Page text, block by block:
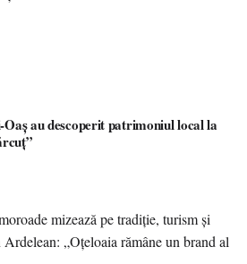
au descoperit patrimoniul local la